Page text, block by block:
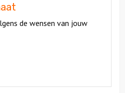
de wensen van jouw